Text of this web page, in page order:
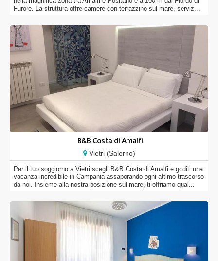
Furore. La struttura offre camere con terrazzino sul mare, serviz...
B&B Costa di Amalfi
Vietri (Salerno)
Per il tuo soggiorno a Vietri scegli B&B Costa di Amalfi e goditi una
vacanza incredibile in Campania assaporando ogni attimo trascorso
da noi. Insieme alla nostra posizione sul mare, ti offriamo qual...